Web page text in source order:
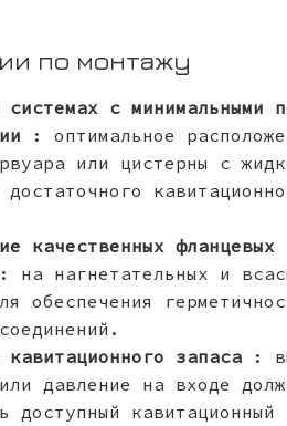
по монтажу
с минимальными
: оптимальное
или цистерны с
достаточного
качественных фланцевых
: на нагнетательных и
обеспечения
кавитационного запаса
:
давление на входе
доступный кавитационный